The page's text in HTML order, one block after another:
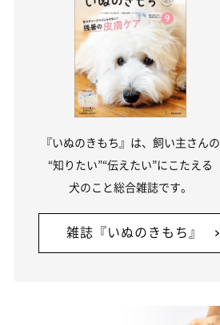
『いぬのきもち』は、飼い主さんの
“知りたい”“伝えたい”にこたえる
犬のこと総合雑誌です。
雑誌『いぬのきもち』